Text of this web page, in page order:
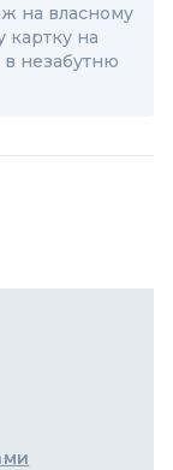
на власному
картку на
в незабутню